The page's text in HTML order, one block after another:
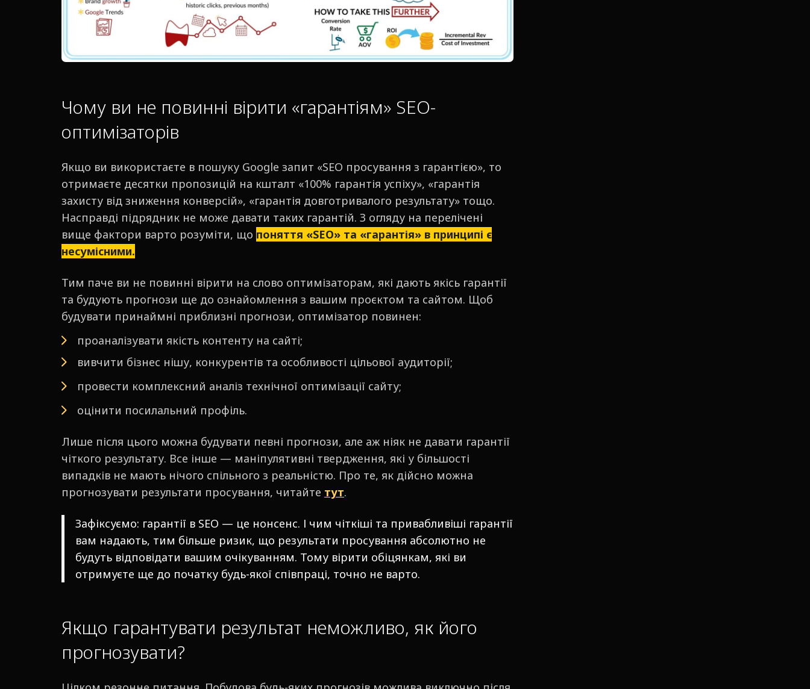
Чому ви не повинні вірити «гарантіям» SEO-
оптимізаторів
Якщо ви використаєте в пошуку Google запит «SEO просування з гарантією», то
отримаєте десятки пропозицій на кшталт «100% гарантія успіху», «гарантія
захисту від зниження конверсій», «гарантія довготривалого результату» тощо.
Насправді підрядник не може давати таких гарантій. З огляду на перелічені
вище фактори варто розуміти, що поняття «SEO» та «гарантія» в принципі є
несумісними.
Тим паче ви не повинні вірити на слово оптимізаторам, які дають якісь гарантії
та будують прогнози ще до ознайомлення з вашим проєктом та сайтом. Щоб
будувати принаймні приблизні прогнози, оптимізатор повинен:
проаналізувати якість контенту на сайті;
вивчити бізнес нішу, конкурентів та особливості цільової аудиторії;
провести комплексний аналіз технічної оптимізації сайту;
оцінити посилальний профіль.
Лише після цього можна будувати певні прогнози, але аж ніяк не давати гарантії
чіткого результату. Все інше — маніпулятивні твердження, які у більшості
випадків не мають нічого спільного з реальністю. Про те, як дійсно можна
прогнозувати результати просування, читайте тут.
Зафіксуємо: гарантії в SEO — це нонсенс. І чим чіткіші та привабливіші гарантії
вам надають, тим більше ризик, що результати просування абсолютно не
будуть відповідати вашим очікуванням. Тому вірити обіцянкам, які ви
отримуєте ще до початку будь-якої співпраці, точно не варто.
Якщо гарантувати результат неможливо, як його
прогнозувати?